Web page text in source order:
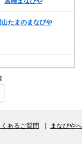
山たまのまなびや
くあるご質問
まなびやへ